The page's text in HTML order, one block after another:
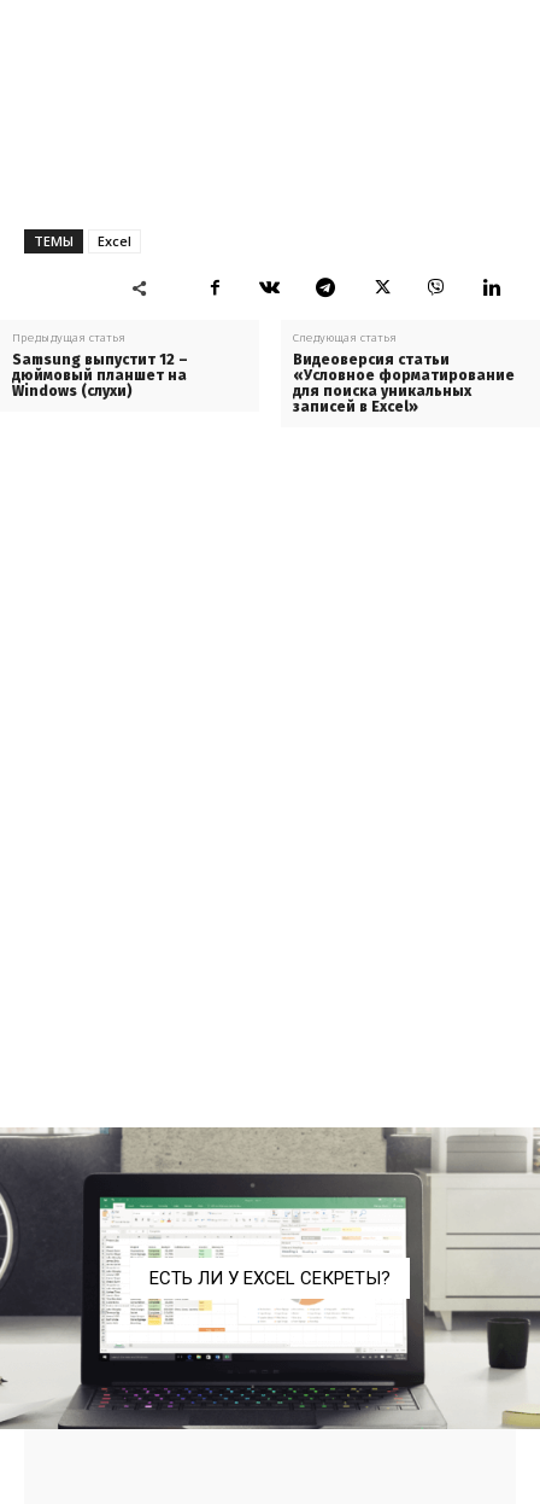
ТЕМЫ Excel
Предыдущая статья
Samsung выпустит 12 –
дюймовый планшет на
Windows (слухи)
Следующая статья
Видеоверсия статьи
«Условное форматирование
для поиска уникальных
записей в Excel»
ЕСТЬ ЛИ У EXCEL СЕКРЕТЫ?